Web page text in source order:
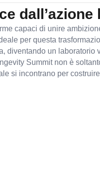
dall’azione
capaci di unire
per questa
diventando un laboratorio
Summit non è
si incontrano per